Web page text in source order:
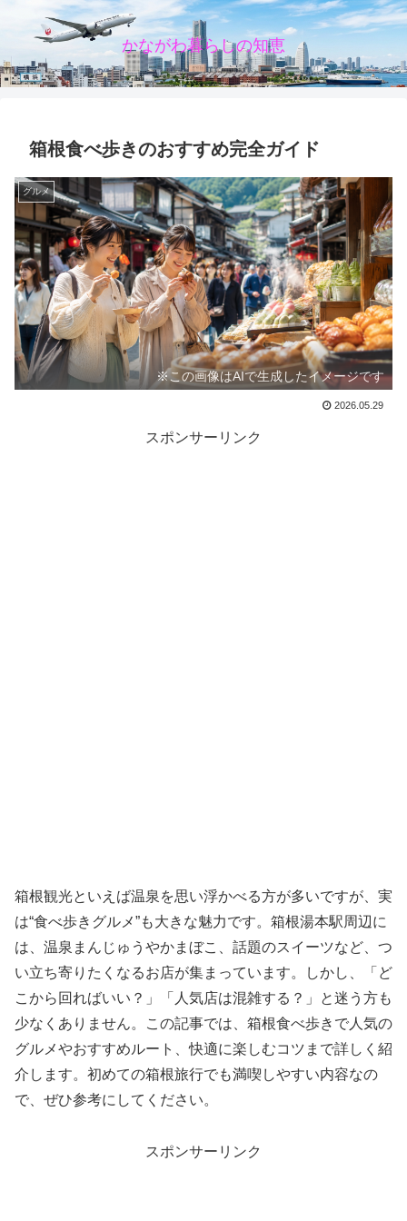
かながわ暮らしの知恵
箱根食べ歩きのおすすめ完全ガイド
グルメ
※この画像はAIで生成したイメージです
2026.05.29
スポンサーリンク
箱根観光といえば温泉を思い浮かべる方が多いですが、実
は“食べ歩きグルメ”も大きな魅力です。箱根湯本駅周辺に
は、温泉まんじゅうやかまぼこ、話題のスイーツなど、つ
い立ち寄りたくなるお店が集まっています。しかし、「ど
こから回ればいい？」「人気店は混雑する？」と迷う方も
少なくありません。この記事では、箱根食べ歩きで人気の
グルメやおすすめルート、快適に楽しむコツまで詳しく紹
介します。初めての箱根旅行でも満喫しやすい内容なの
で、ぜひ参考にしてください。
スポンサーリンク